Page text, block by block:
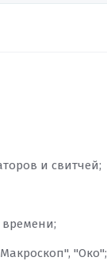
и свитчей;
времени;
"Око";